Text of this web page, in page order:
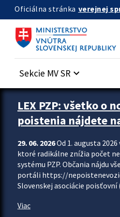
Preskocit na hlavný obsah
Oficiálna stránka verejnej
Sekcie MV SR keyboard_arrow_down
Zastavit automatický posun upútavok
LEX PZP: všetko o
poistenia nájdete
29. 06. 2026Od 1. augusta
ktoré radikálne znížia počet
systému PZP. Občania nájdu
portáli https://
Slovenskej asociácie poisťovní
Viac